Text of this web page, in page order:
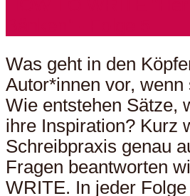
Was geht in den
Autor*innen vor,
Wie entstehen Sätze,
ihre Inspiration? Kurz
Schreibpraxis genau
Fragen beantworten
WRITE. In jeder